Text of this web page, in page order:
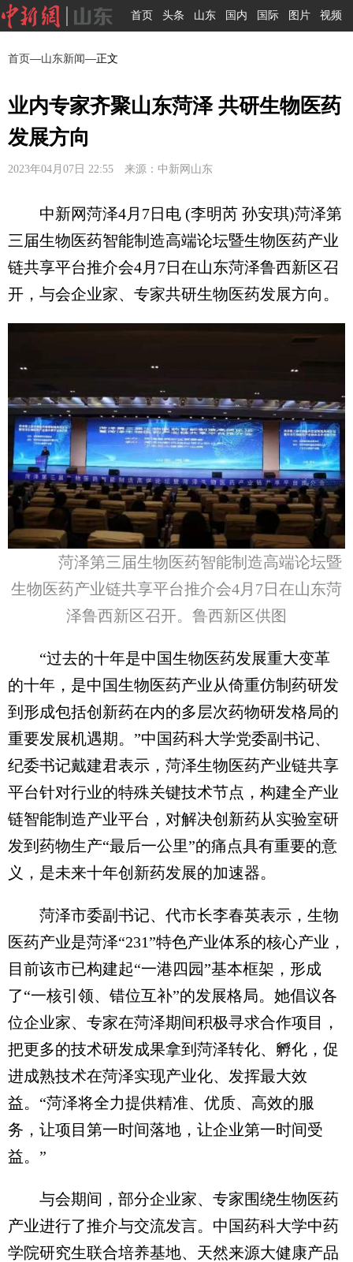
首页 头条 山东 国内 国际 图片 视频
首页—山东新闻—正文
业内专家齐聚山东菏泽 共研生物医药
发展方向
2023年04月07日 22:55 来源：中新网山东
中新网菏泽4月7日电 (李明芮 孙安琪)菏泽第
三届生物医药智能制造高端论坛暨生物医药产业
链共享平台推介会4月7日在山东菏泽鲁西新区召
开，与会企业家、专家共研生物医药发展方向。
菏泽第三届生物医药智能制造高端论坛暨
生物医药产业链共享平台推介会4月7日在山东菏
泽鲁西新区召开。鲁西新区供图
“过去的十年是中国生物医药发展重大变革
的十年，是中国生物医药产业从倚重仿制药研发
到形成包括创新药在内的多层次药物研发格局的
重要发展机遇期。”中国药科大学党委副书记、
纪委书记戴建君表示，菏泽生物医药产业链共享
平台针对行业的特殊关键技术节点，构建全产业
链智能制造产业平台，对解决创新药从实验室研
发到药物生产“最后一公里”的痛点具有重要的意
义，是未来十年创新药发展的加速器。
菏泽市委副书记、代市长李春英表示，生物
医药产业是菏泽“231”特色产业体系的核心产业，
目前该市已构建起“一港四园”基本框架，形成
了“一核引领、错位互补”的发展格局。她倡议各
位企业家、专家在菏泽期间积极寻求合作项目，
把更多的技术研发成果拿到菏泽转化、孵化，促
进成熟技术在菏泽实现产业化、发挥最大效
益。“菏泽将全力提供精准、优质、高效的服
务，让项目第一时间落地，让企业第一时间受
益。”
与会期间，部分企业家、专家围绕生物医药
产业进行了推介与交流发言。中国药科大学中药
学院研究生联合培养基地、天然来源大健康产品